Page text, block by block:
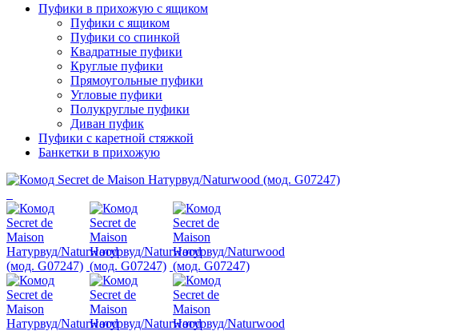
Пуфики в прихожую с ящиком
Пуфики с ящиком
Пуфики со спинкой
Квадратные пуфики
Круглые пуфики
Прямоугольные пуфики
Угловые пуфики
Полукруглые пуфики
Диван пуфик
Пуфики с каретной стяжкой
Банкетки в прихожую